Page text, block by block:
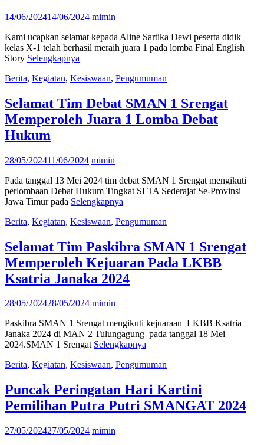
14/06/202414/06/2024 mimin
Kami ucapkan selamat kepada Aline Sartika Dewi peserta didik
kelas X-1 telah berhasil meraih juara 1 pada lomba Final English
Story Selengkapnya
Berita, Kegiatan, Kesiswaan, Pengumuman
Selamat Tim Debat SMAN 1 Srengat
Memperoleh Juara 1 Lomba Debat
Hukum
28/05/202411/06/2024 mimin
Pada tanggal 13 Mei 2024 tim debat SMAN 1 Srengat mengikuti
perlombaan Debat Hukum Tingkat SLTA Sederajat Se-Provinsi
Jawa Timur pada Selengkapnya
Berita, Kegiatan, Kesiswaan, Pengumuman
Selamat Tim Paskibra SMAN 1 Srengat
Memperoleh Kejuaran Pada LKBB
Ksatria Janaka 2024
28/05/202428/05/2024 mimin
Paskibra SMAN 1 Srengat mengikuti kejuaraan LKBB Ksatria
Janaka 2024 di MAN 2 Tulungagung pada tanggal 18 Mei
2024.SMAN 1 Srengat Selengkapnya
Berita, Kegiatan, Kesiswaan, Pengumuman
Puncak Peringatan Hari Kartini
Pemilihan Putra Putri SMANGAT 2024
27/05/202427/05/2024 mimin